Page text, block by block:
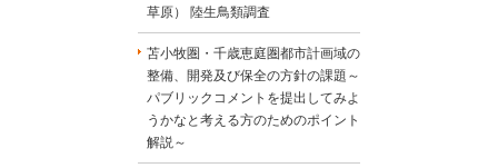
草原） 陸生鳥類調査
苫小牧圏・千歳恵庭圏都市計画域の
整備、開発及び保全の方針の課題～
パブリックコメントを提出してみよ
うかなと考える方のためのポイント
解説～